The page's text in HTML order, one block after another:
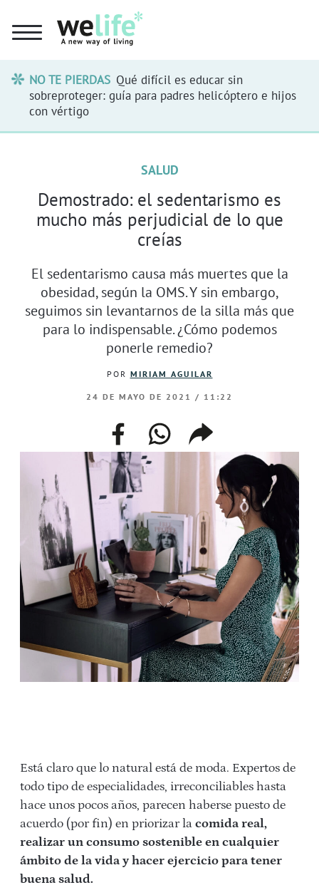
NO TE PIERDAS Qué difícil es educar sin
sobreproteger: guía para padres helicóptero e hijos
con vértigo
SALUD
Demostrado: el sedentarismo es
mucho más perjudicial de lo que
creías
El sedentarismo causa más muertes que la
obesidad, según la OMS. Y sin embargo,
seguimos sin levantarnos de la silla más que
para lo indispensable. ¿Cómo podemos
ponerle remedio?
POR MIRIAM AGUILAR
24 DE MAYO DE 2021 / 11:22
facebookwhatsappcompartir
enlace
Está claro que lo natural está de moda. Expertos de
todo tipo de especialidades, irreconciliables hasta
hace unos pocos años, parecen haberse puesto de
acuerdo (por fin) en priorizar la comida real,
realizar un consumo sostenible en cualquier
ámbito de la vida y hacer ejercicio para tener
buena salud.